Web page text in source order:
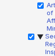
of
▶